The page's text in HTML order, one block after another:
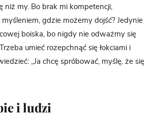
niż my. Bo brak mi kompetencji,
myśleniem, gdzie możemy dojść? Jedynie
boiska, bo nigdy nie odważmy się
umieć rozepchnąć się łokciami i
„Ja chcę spróbować, myślę, że się
i ludzi